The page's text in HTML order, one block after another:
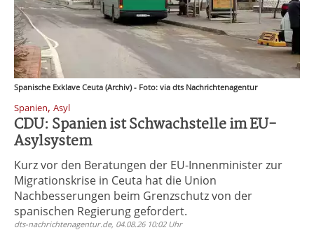
Spanische Exklave Ceuta (Archiv) - Foto: via dts Nachrichtenagentur
Spanien, Asyl
CDU: Spanien ist Schwachstelle im EU-
Asylsystem
Kurz vor den Beratungen der EU-Innenminister zur
Migrationskrise in Ceuta hat die Union
Nachbesserungen beim Grenzschutz von der
spanischen Regierung gefordert.
dts-nachrichtenagentur.de, 04.08.26 10:02 Uhr